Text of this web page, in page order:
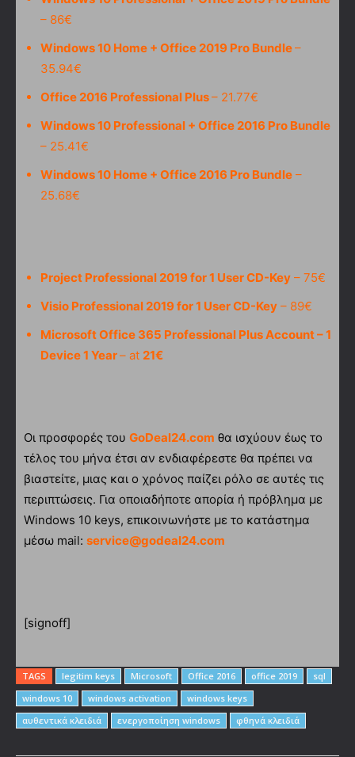
– 86€
Windows 10 Home + Office 2019 Pro Bundle–
35.94€
Office 2016 Professional Plus– 21.77€
Windows 10 Professional + Office 2016 Pro Bundle
– 25.41€
Windows 10 Home + Office 2016 Pro Bundle –
25.68€
Project Professional 2019 for 1 User CD-Key – 75€
Visio Professional 2019 for 1 User CD-Key – 89€
Microsoft Office 365 Professional Plus Account – 1
Device 1 Year– at 21€
Οι προσφορές του GoDeal24.com θα ισχύουν έως το
τέλος του μήνα έτσι αν ενδιαφέρεστε θα πρέπει να
βιαστείτε, μιας και ο χρόνος παίζει ρόλο σε αυτές τις
περιπτώσεις. Για οποιαδήποτε απορία ή πρόβλημα με
Windows 10 keys, επικοινωνήστε με το κατάστημα
μέσω mail: service@godeal24.com
[signoff]
TAGS legitim keys Microsoft Office 2016 office 2019
sql
windows 10
windows activation
windows keys
αυθεντικά κλειδιά
ενεργοποίηση windows φθηνά κλειδιά